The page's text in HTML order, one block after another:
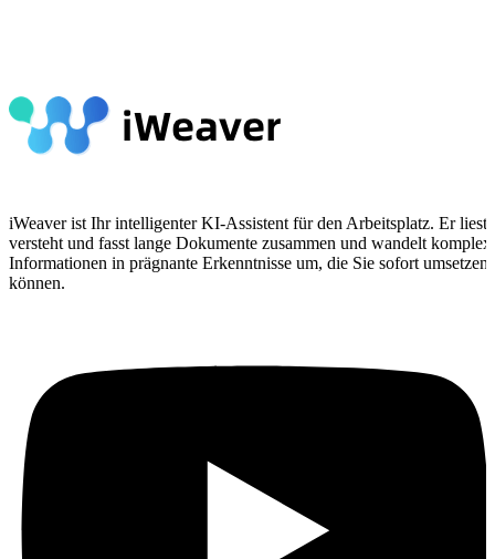
iWeaver ist Ihr intelligenter KI-Assistent für den Arbeitsplatz. Er liest,
versteht und fasst lange Dokumente zusammen und wandelt
Informationen in prägnante Erkenntnisse um, die Sie sofort umsetzen
können.